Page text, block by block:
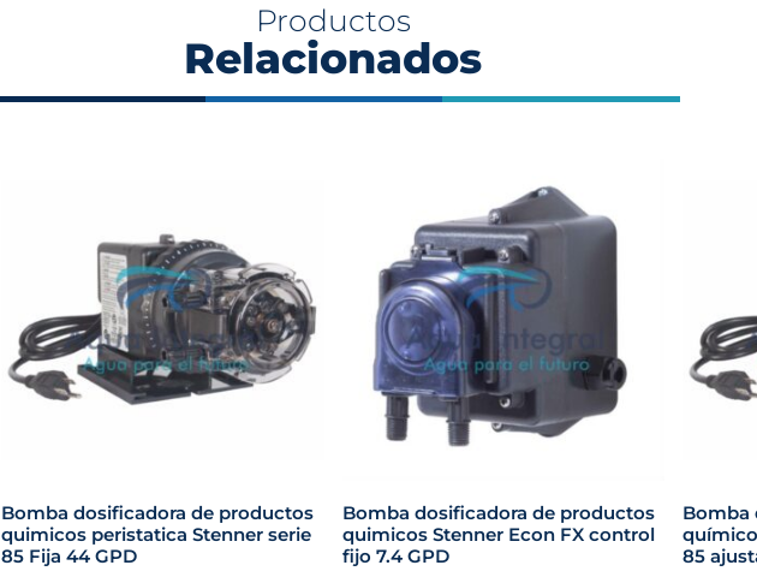
Productos
Relacionados
Bomba dosificadora de productos
quimicos peristatica Stenner serie
85 Fija 44 GPD
Bomba dosificadora de productos
quimicos Stenner Econ FX control
fijo 7.4 GPD
Bomba
85